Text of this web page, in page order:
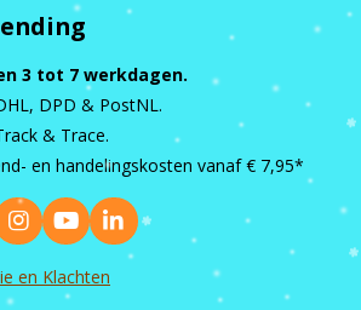
3 tot 7 werkdagen.
DPD & PostNL.
& Trace.
en handelingskosten vanaf € 7,95*
I
n
s
Y
o
u
T
L
i
en Klachten